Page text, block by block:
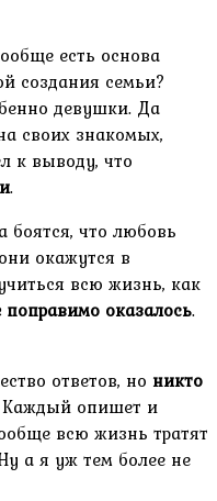
есть основа
создания семьи?
девушки. Да
своих знакомых,
к выводу, что
.
боятся, что любовь
окажутся в
всю жизнь, как
поправимо оказалось.
ответов, но никто
опишет и
всю жизнь тратят
а я уж тем более не